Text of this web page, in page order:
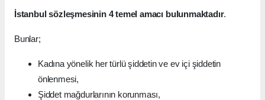
İstanbul sözleşmesinin 4 temel amacı bulunmaktadır.
Bunlar;
Kadına yönelik her türlü şiddetin ve ev içi şiddetin
önlenmesi,
Şiddet mağdurlarının korunması,